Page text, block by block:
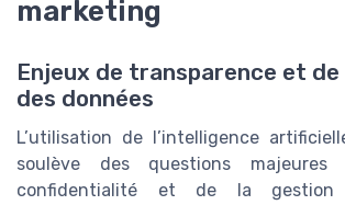
marketing
Enjeux de transparence et
des données
L’utilisation de l’intelligence
soulève des questions
confidentialité et de la gestion